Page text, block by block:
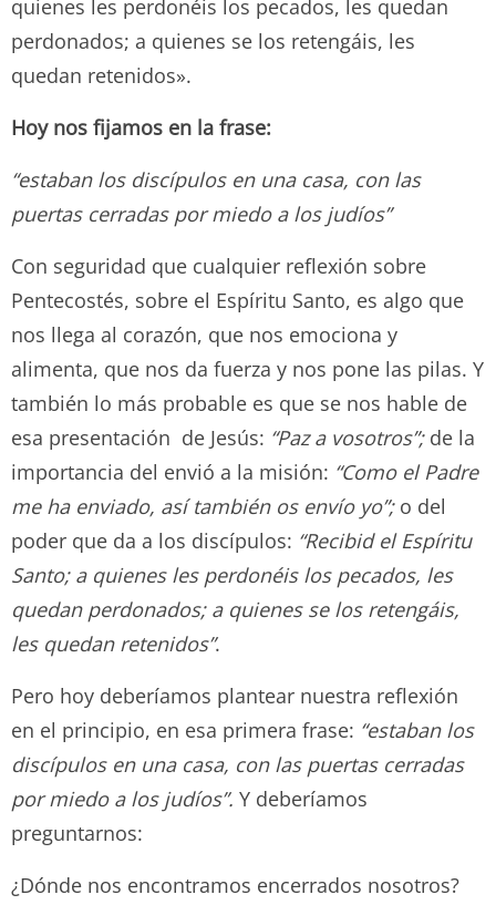
quienes les perdonéis los pecados, les quedan
perdonados; a quienes se los retengáis, les
quedan retenidos».
Hoy nos fijamos en la frase:
“estaban los discípulos en una casa, con las
puertas cerradas por miedo a los judíos”
Con seguridad que cualquier reflexión sobre
Pentecostés, sobre el Espíritu Santo, es algo que
nos llega al corazón, que nos emociona y
alimenta, que nos da fuerza y nos pone las pilas. Y
también lo más probable es que se nos hable de
esa presentación de Jesús: “Paz a vosotros”; de la
importancia del envió a la misión: “Como el Padre
me ha enviado, así también os envío yo”; o del
poder que da a los discípulos: “Recibid el Espíritu
Santo; a quienes les perdonéis los pecados, les
quedan perdonados; a quienes se los retengáis,
les quedan retenidos”.
Pero hoy deberíamos plantear nuestra reflexión
en el principio, en esa primera frase: “estaban los
discípulos en una casa, con las puertas cerradas
por miedo a los judíos”. Y deberíamos
preguntarnos:
¿Dónde nos encontramos encerrados nosotros?